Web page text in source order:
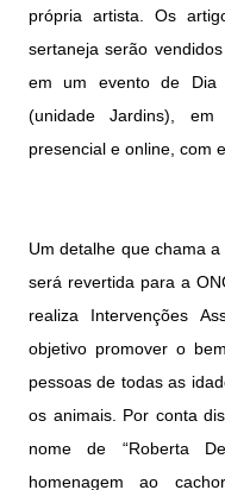
própria artista. Os
sertaneja serão
em um evento de Dia
(unidade Jardins),
presencial e online, com
Um detalhe que chama
será revertida para a
realiza Intervenções
objetivo promover o
pessoas de todas as
os animais. Por conta
nome de “Roberta
homenagem ao